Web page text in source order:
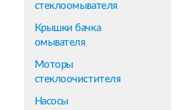
стеклоомывателя
Крышки бачка
омывателя
Моторы
стеклоочистителя
Насосы